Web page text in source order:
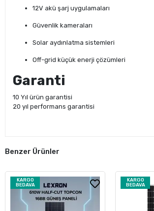
12V akü şarj uygulamaları
Güvenlik kameraları
Solar aydınlatma sistemleri
Off-grid küçük enerji çözümleri
Garanti
10 Yıl ürün garantisi
20 yıl performans garantisi
Benzer Ürünler
KARGO
BEDAVA
KARGO
BEDAVA